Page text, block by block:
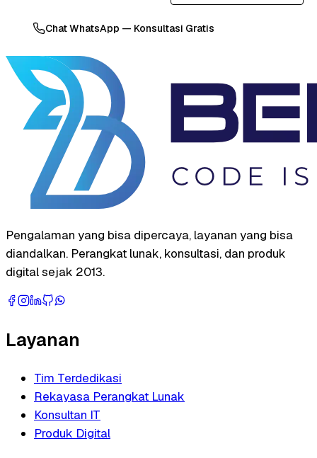
Chat WhatsApp — Konsultasi Gratis
Pengalaman yang bisa dipercaya, layanan yang bisa
diandalkan. Perangkat lunak, konsultasi, dan produk
digital sejak 2013.
Layanan
Tim Terdedikasi
Rekayasa Perangkat Lunak
Konsultan IT
Produk Digital